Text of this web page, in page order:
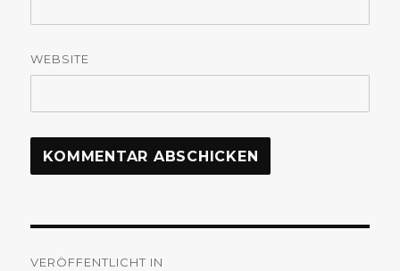
WEBSITE
VERÖFFENTLICHT IN